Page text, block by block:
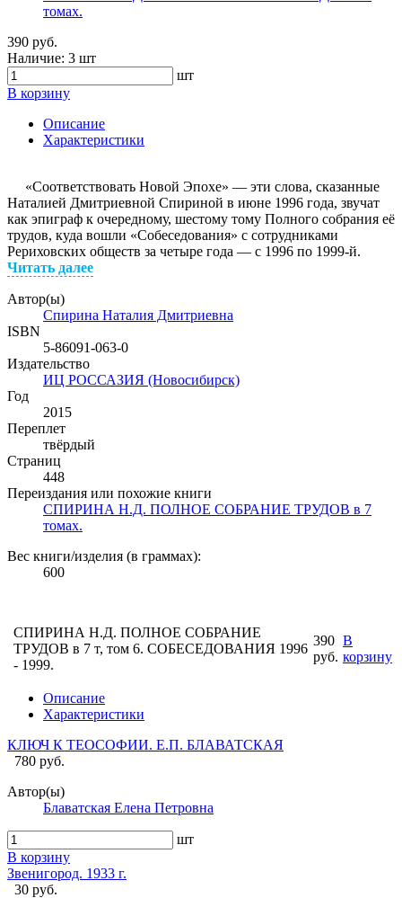
томах.
390 руб.
Наличие: 3 шт
шт
В корзину
Описание
Характеристики
«Соответствовать Новой Эпохе» — эти слова, сказанные
Наталией Дмитриевной Спириной в июне 1996 года, звучат
как эпиграф к очередному, шестому тому Полного собрания её
трудов, куда вошли «Собеседования» с сотрудниками
Рериховских обществ за четыре года — с 1996 по 1999-­й.
Читать далее
Автор(ы)
Спирина Наталия Дмитриевна
ISBN
5­-86091­-063­-0
Издательство
ИЦ РОССАЗИЯ (Новосибирск)
Год
2015
Переплет
твёрдый
Страниц
448
Переиздания или похожие книги
СПИРИНА Н.Д. ПОЛНОЕ СОБРАНИЕ ТРУДОВ в 7
томах.
Вес книги/изделия (в граммах):
600
СПИРИНА Н.Д. ПОЛНОЕ СОБРАНИЕ
ТРУДОВ в 7 т, том 6. СОБЕСЕДОВАНИЯ 1996
- 1999.
390
руб.
В
корзину
Описание
Характеристики
КЛЮЧ К ТЕОСОФИИ. Е.П. БЛАВАТСКАЯ
780 руб.
Автор(ы)
Блаватская Елена Петровна
шт
В корзину
Звенигород. 1933 г.
30 руб.